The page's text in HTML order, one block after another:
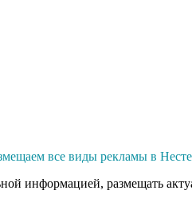
все виды рекламы в
информацией, размещать